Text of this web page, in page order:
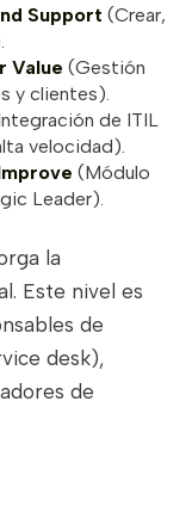
Support (Crear,
Value (Gestión
y clientes).
de ITIL
velocidad).
(Módulo
Leader).
la
Este nivel es
de
desk),
de